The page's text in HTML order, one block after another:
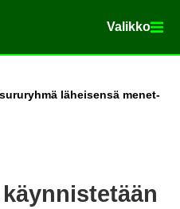
Va­lik­ko
Va­lik­ko
lä­hei­sen­sä me­net­